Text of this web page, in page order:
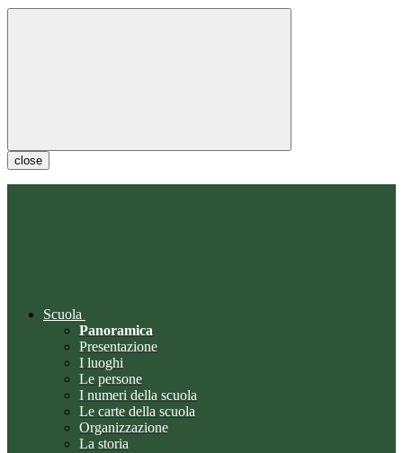
close
Scuola
Panoramica
Presentazione
I luoghi
Le persone
I numeri della scuola
Le carte della scuola
Organizzazione
La storia